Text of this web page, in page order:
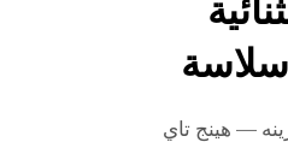
سلاسة
— هينج تاي